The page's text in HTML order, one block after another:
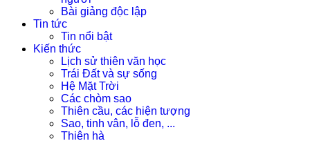
Bài giảng độc lập
Tin tức
Tin nổi bật
Kiến thức
Lịch sử thiên văn học
Trái Đất và sự sống
Hệ Mặt Trời
Các chòm sao
Thiên cầu, các hiện tượng
Sao, tinh vân, lỗ đen, ...
Thiên hà